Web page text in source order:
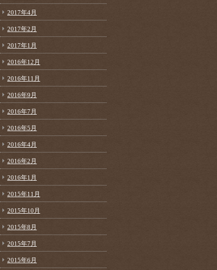
2017年4月
2017年2月
2017年1月
2016年12月
2016年11月
2016年9月
2016年7月
2016年5月
2016年4月
2016年2月
2016年1月
2015年11月
2015年10月
2015年8月
2015年7月
2015年6月